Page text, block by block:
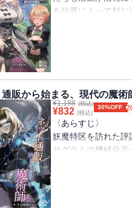
領） 群軽折軸何日
す） 旅は道連れ世
足元をすくわれる
がば回れ（ここか
き残るために準備
裏） 海老で鯛を積
ば一触即発（敵か
力の接触） 木を見
葉を隠すは千客万
生活を、果たして
問（学校に行こう
徙薪（学校の怪談
穿つ（トイレのイ
閥新たに） 傲岸不
福と為す（どうせ
旦、産むがやすし
を結界によって封
儀式を行うために
ています。物語の
らに飛んでもない事
つつ妖魔と戦ってみ
ら、主人公たちを追
ち、そして協力者た
公たち。そして明
それでもまだ日常
通販から始まる、現代の魔
¥1,188 (税込)
¥832 (税込)
30%OFF
〈あらすじ〉
妖魔特区を訪れた
サグラムの機械化